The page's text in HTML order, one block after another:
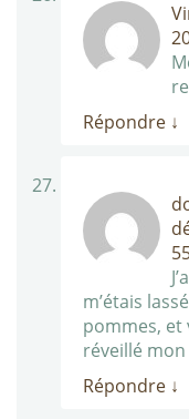
Répondre ↓
m’étais
pommes, et
réveillé mon
Répondre ↓